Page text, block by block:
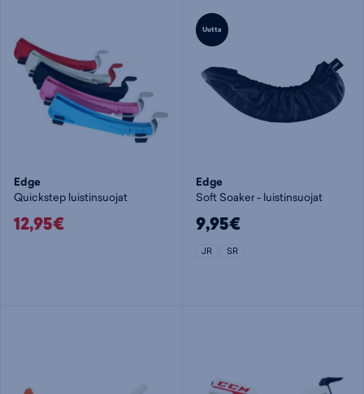
Edge
Quickstep luistinsuojat
12,95€
Uutta
Edge
Soft Soaker - luistinsuojat
9,95€
JR SR